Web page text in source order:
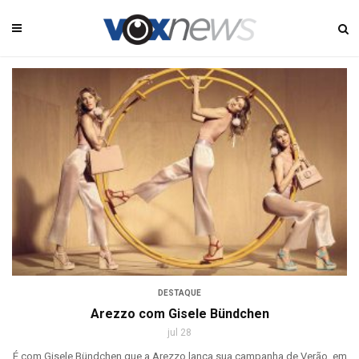
DESTAQUE
Arezzo com Gisele Bündchen
jul 28
É com Gisele Bündchen que a Arezzo lança sua campanha de Verão, em